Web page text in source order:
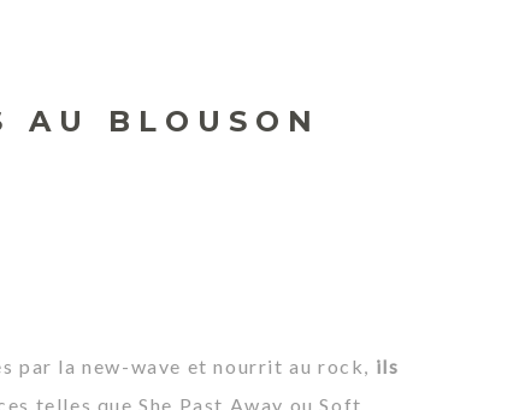
AU BLOUSON
par la new-wave et nourrit au rock, ils
telles queShe Past Away ou Soft